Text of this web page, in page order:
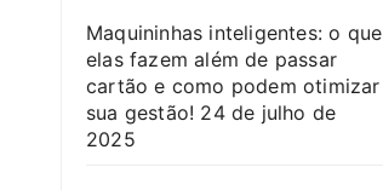
Maquininhas inteligentes: o que
elas fazem além de passar
cartão e como podem otimizar
sua gestão! 24 de julho de
2025